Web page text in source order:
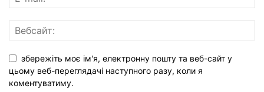
збережіть моє ім'я, електронну пошту та веб-сайт у
цьому веб-переглядачі наступного разу, коли я
коментуватиму.